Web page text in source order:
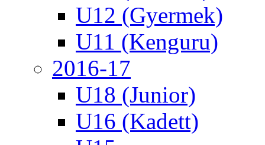
U12 (Gyermek)
U11 (Kenguru)
2016-17
U18 (Junior)
U16 (Kadett)